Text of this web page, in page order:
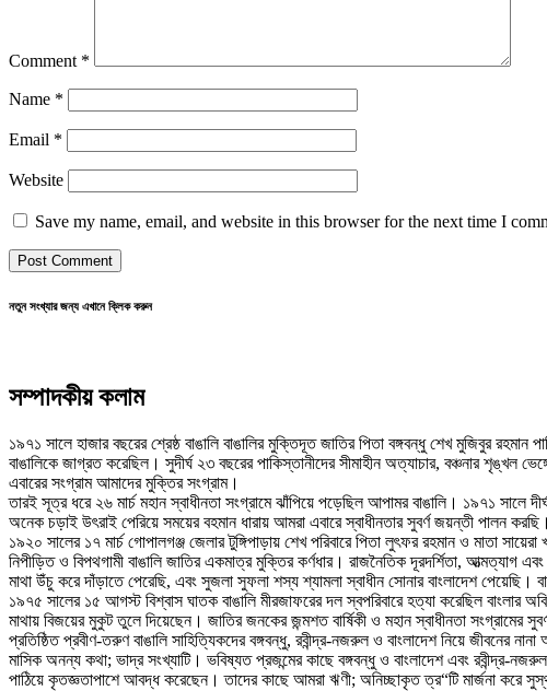
Comment *
Name *
Email *
Website
Save my name, email, and website in this browser for the next time I
নতুন সংখ্যার জন্য এখানে ক্লিক করুন
সম্পাদকীয় কলাম
১৯৭১ সালে হাজার বছরের শ্রেষ্ঠ বাঙালি বাঙালির মুক্তিদূত জাতির পিতা বঙ্গবন্ধু শেখ মুজিবুর
বাঙালিকে জাগ্রত করেছিল। সুদীর্ঘ ২৩ বছরের পাকিস্তানীদের সীমাহীন অত্যাচার, বঞ্চনার শৃঙ্খল
এবারের সংগ্রাম আমাদের মুক্তির সংগ্রাম।
তারই সূত্র ধরে ২৬ মার্চ মহান স্বাধীনতা সংগ্রামে ঝাঁপিয়ে পড়েছিল আপামর বাঙালি। ১৯৭১ সালে
অনেক চড়াই উৎরাই পেরিয়ে সময়ের বহমান ধারায় আমরা এবারে স্বাধীনতার সুবর্ণ জয়ন্তী পালন করছি।
১৯২০ সালের ১৭ মার্চ গোপালগঞ্জ জেলার টুঙ্গিপাড়ায় শেখ পরিবারে পিতা লুৎফর রহমান ও মাতা
নিপীড়িত ও বিপথগামী বাঙালি জাতির একমাত্র মুক্তির কর্ণধার। রাজনৈতিক দূরদর্শিতা, আত্মত্যাগ
মাথা উঁচু করে দাঁড়াতে পেরেছি, এবং সুজলা সুফলা শস্য শ্যামলা স্বাধীন সোনার বাংলাদেশ পেয়েছি।
১৯৭৫ সালের ১৫ আগস্ট বিশ্বাস ঘাতক বাঙালি মীরজাফরের দল স্বপরিবারে হত্যা করেছিল বাংলার
মাথায় বিজয়ের মুকুট তুলে দিয়েছেন। জাতির জনকের জন্মশত বার্ষিকী ও মহান স্বাধীনতা সংগ্রামের
প্রতিষ্ঠিত প্রবীণ-তরুণ বাঙালি সাহিত্যিকদের বঙ্গবন্ধু, রবীন্দ্র-নজরুল ও বাংলাদেশ নিয়ে জীবনের
মাসিক অনন্য কথা; ভাদ্র সংখ্যাটি। ভবিষ্যত প্রজন্মের কাছে বঙ্গবন্ধু ও বাংলাদেশ এবং রবীন্দ্র-
পাঠিয়ে কৃতজ্ঞতাপাশে আবদ্ধ করেছেন। তাদের কাছে আমরা ঋণী; অনিচ্ছাকৃত ত্র“টি মার্জনা করে